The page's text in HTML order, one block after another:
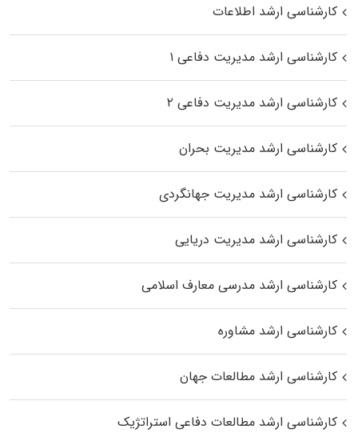
کارشناسی ارشد اطلاعات
کارشناسی ارشد مدیریت دفاعی ۱
کارشناسی ارشد مدیریت دفاعی ۲
کارشناسی ارشد مدیریت بحران
کارشناسی ارشد مدیریت جهانگردی
کارشناسی ارشد مدیریت دریایی
کارشناسی ارشد مدرسی معارف اسلامی
کارشناسی ارشد مشاوره
کارشناسی ارشد مطالعات جهان
کارشناسی ارشد مطالعات دفاعی استراتژیک